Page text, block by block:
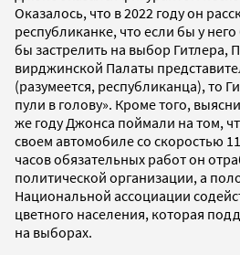
Оказалось, что в 2022 году он
республиканке, что если бы у
бы застрелить на выбор Гитлера,
вирджинской Палаты
(разумеется, республиканца), то
пули в голову». Кроме того,
же году Джонса поймали на том,
своем автомобиле со скоростью
часов обязательных работ он
политической организации, а
Национальной ассоциации
цветного населения, которая
на выборах.